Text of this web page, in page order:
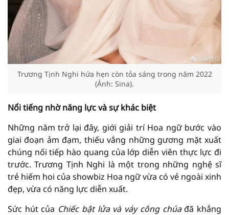
Trương Tịnh Nghi hứa hẹn còn tỏa sáng trong năm 2022
(Ảnh: Sina).
Nổi tiếng nhờ năng lực và sự khác biệt
Những năm trở lại đây, giới giải trí Hoa ngữ bước vào
giai đoạn ảm đạm, thiếu vắng những gương mặt xuất
chúng nối tiếp hào quang của lớp diễn viên thực lực đi
trước. Trương Tịnh Nghi là một trong những nghệ sĩ
trẻ hiếm hoi của showbiz Hoa ngữ vừa có vẻ ngoài xinh
đẹp, vừa có năng lực diễn xuất.
Sức hút của Chiếc bật lửa và váy công chúađã khẳng